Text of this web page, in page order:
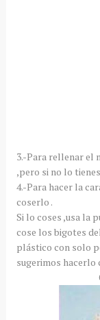
3.-Para rellenar el
,pero si no lo
4.-Para hacer la
coserlo .
Si lo coses ,usa la
cose los bigotes
plástico con solo
sugerimos hacerlo